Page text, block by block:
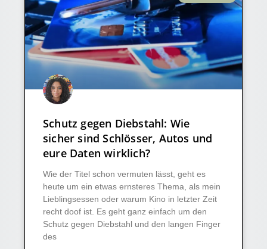
Schutz gegen Diebstahl: Wie
sicher sind Schlösser, Autos und
eure Daten wirklich?
Wie der Titel schon vermuten lässt, geht es
heute um ein etwas ernsteres Thema, als mein
Lieblingsessen oder warum Kino in letzter Zeit
recht doof ist. Es geht ganz einfach um den
Schutz gegen Diebstahl und den langen Finger
des